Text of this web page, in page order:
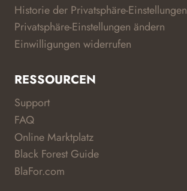
Historie der Privatsphäre-Einstellungen
Privatsphäre-Einstellungen ändern
Einwilligungen widerrufen
RESSOURCEN
Support
FAQ
Online Marktplatz
Black Forest Guide
BlaFor.com